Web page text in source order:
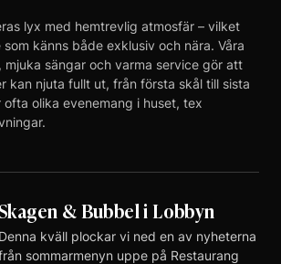
lyx med hemtrevlig atmosfär – vilket
känns både exklusiv och nära. Våra
mjuka sängar och varma service gör att
kan njuta fullt ut, från första skål till sista
olika evenemang i huset, tex
Skagen & Bubbel i Lobbyn
Denna kväll plockar vi ned en av nyheterna
sommarmenyn uppe på Restaurang